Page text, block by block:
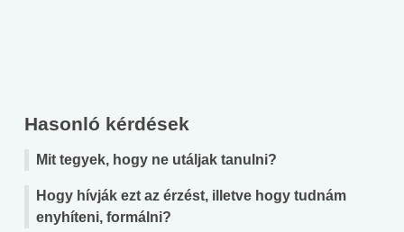
Hasonló kérdések
Mit tegyek, hogy ne utáljak tanulni?
Hogy hívják ezt az érzést, illetve hogy tudnám
enyhíteni, formálni?